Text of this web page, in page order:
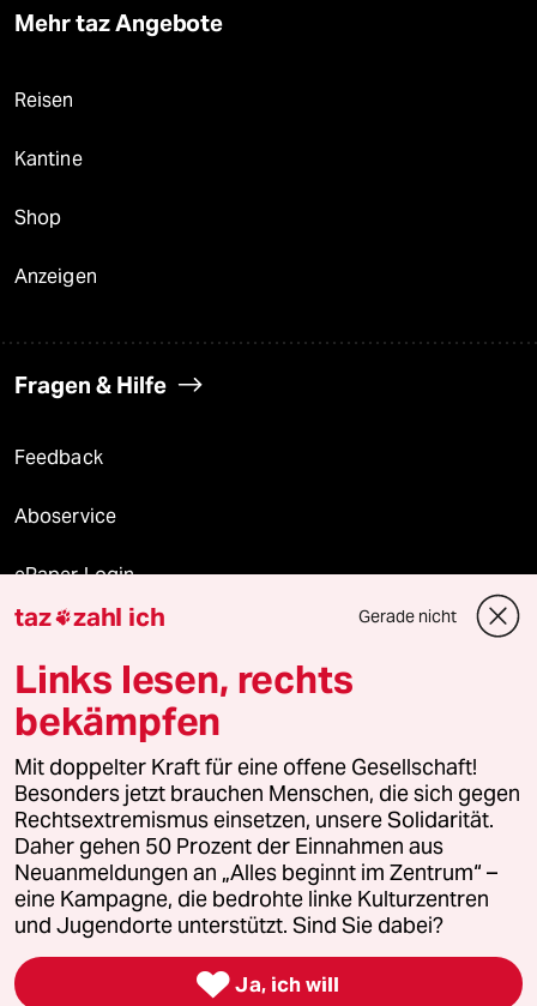
Mehr taz Angebote
Reisen
Kantine
Shop
Anzeigen
Fragen & Hilfe
Feedback
Aboservice
ePaper Login
Downloads für Abonnierende
© 2026 taz Verlags und Vertriebs GmbH
Alle Rechte vorbehalten. Bei rechtlichen Fragen oder für Genehmigungen
wenden Sie sich bitte an
lizenzen@taz.de
Feedback Redaktionsstatut Kommune-Richtlinien
Leitlinie Informant Datenschutz Impressum AGB
Seitenwende Einwilligungen widerrufen (Ads)
taz zahl ich Gerade nicht
Links lesen, rechts
bekämpfen
Mit doppelter Kraft für eine offene Gesellschaft!
Besonders jetzt brauchen Menschen, die sich gegen
Rechtsextremismus einsetzen, unsere Solidarität.
Daher gehen 50 Prozent der Einnahmen aus
Neuanmeldungen an „Alles beginnt im Zentrum“ –
eine Kampagne, die bedrohte linke Kulturzentren
und Jugendorte unterstützt. Sind Sie dabei?
 Ja, ich will